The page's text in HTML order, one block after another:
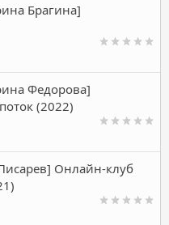
Брагина]
Федорова]
(2022)
Онлайн-клуб